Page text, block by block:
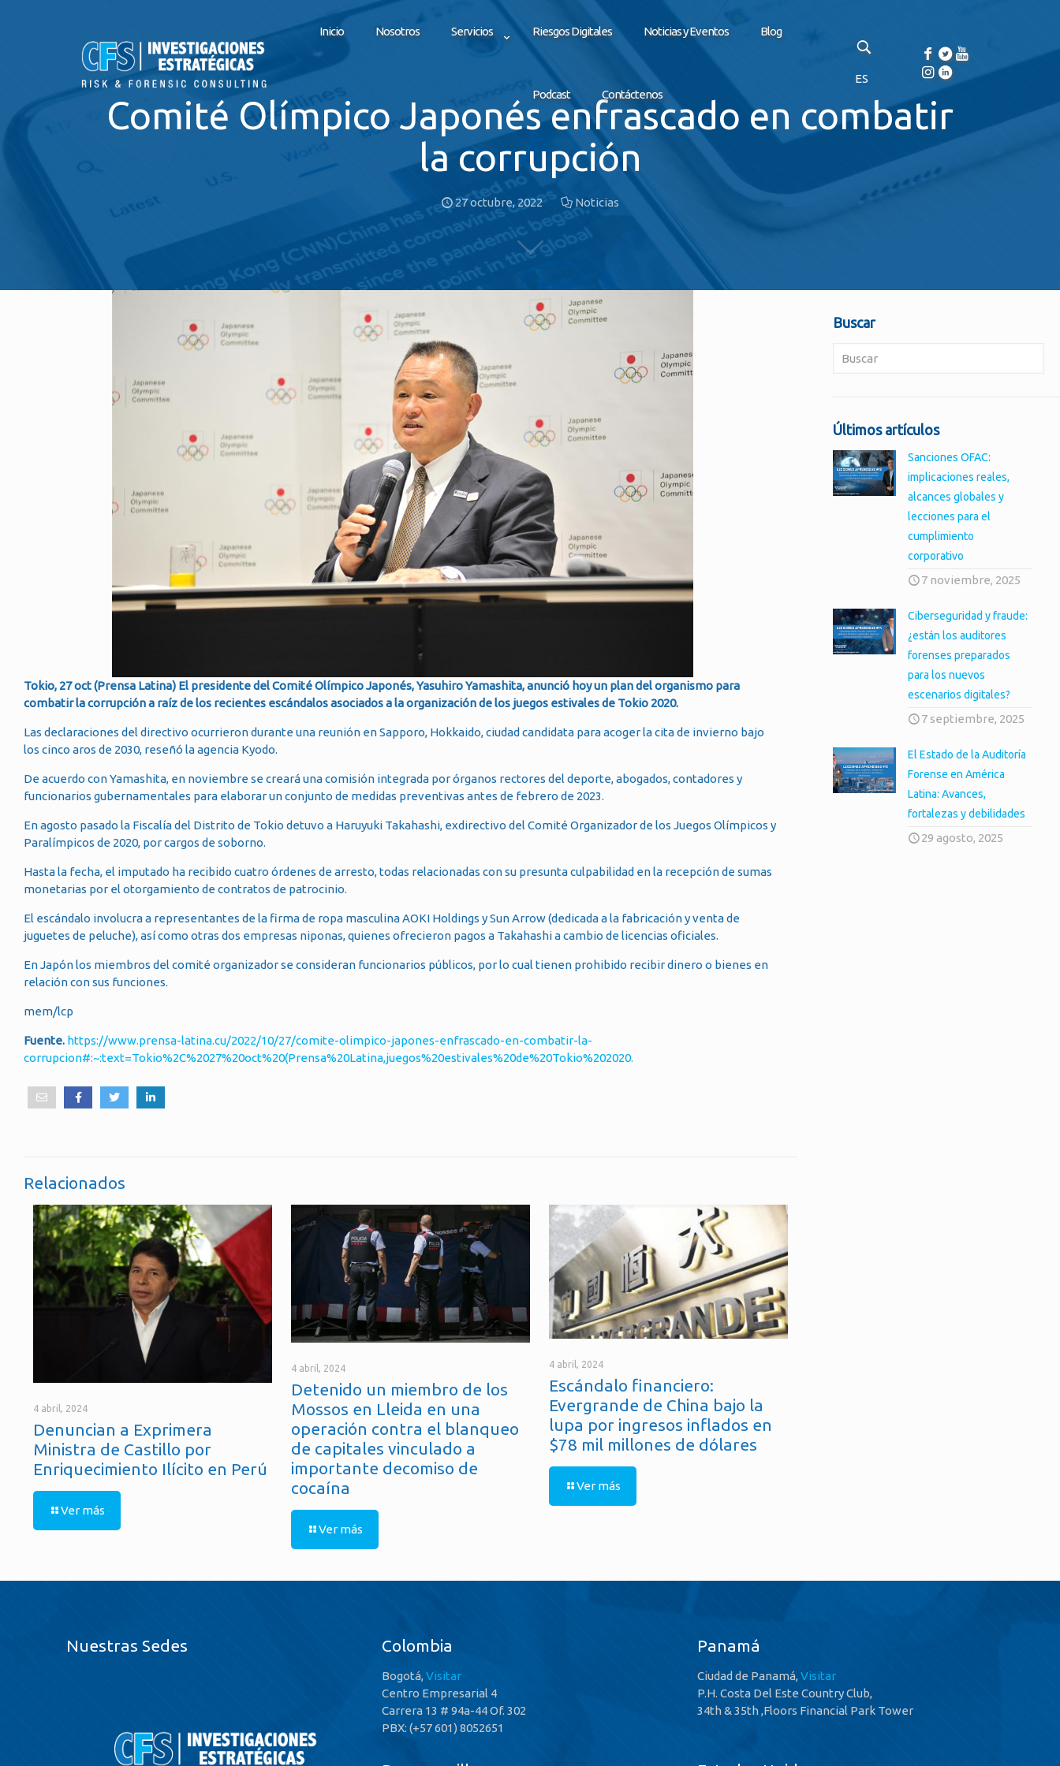
Inicio Nosotros Servicios Riesgos Digitales Noticias y Eventos Blog
Podcast Contáctenos
ES
Comité Olímpico Japonés enfrascado en combatir
la corrupción
27 octubre, 2022 Noticias
Tokio, 27 oct (Prensa Latina) El presidente del Comité Olímpico Japonés, Yasuhiro Yamashita, anunció hoy un plan del organismo para
combatir la corrupción a raíz de los recientes escándalos asociados a la organización de los juegos estivales de Tokio 2020.
Las declaraciones del directivo ocurrieron durante una reunión en Sapporo, Hokkaido, ciudad candidata para acoger la cita de invierno bajo
los cinco aros de 2030, reseñó la agencia Kyodo.
De acuerdo con Yamashita, en noviembre se creará una comisión integrada por órganos rectores del deporte, abogados, contadores y
funcionarios gubernamentales para elaborar un conjunto de medidas preventivas antes de febrero de 2023.
En agosto pasado la Fiscalía del Distrito de Tokio detuvo a Haruyuki Takahashi, exdirectivo del Comité Organizador de los Juegos Olímpicos y
Paralímpicos de 2020, por cargos de soborno.
Hasta la fecha, el imputado ha recibido cuatro órdenes de arresto, todas relacionadas con su presunta culpabilidad en la recepción de sumas
monetarias por el otorgamiento de contratos de patrocinio.
El escándalo involucra a representantes de la firma de ropa masculina AOKI Holdings y Sun Arrow (dedicada a la fabricación y venta de
juguetes de peluche), así como otras dos empresas niponas, quienes ofrecieron pagos a Takahashi a cambio de licencias oficiales.
En Japón los miembros del comité organizador se consideran funcionarios públicos, por lo cual tienen prohibido recibir dinero o bienes en
relación con sus funciones.
mem/lcp
Fuente. https://www.prensa-latina.cu/2022/10/27/comite-olimpico-japones-enfrascado-en-combatir-la-
corrupcion#:~:text=Tokio%2C%2027%20oct%20(Prensa%20Latina,juegos%20estivales%20de%20Tokio%202020.
Relacionados
4 abril, 2024
Denuncian a Exprimera
Ministra de Castillo por
Enriquecimiento Ilícito en Perú
Ver más
4 abril, 2024
Detenido un miembro de los
Mossos en Lleida en una
operación contra el blanqueo
de capitales vinculado a
importante decomiso de
cocaína
Ver más
4 abril, 2024
Escándalo financiero:
Evergrande de China bajo la
lupa por ingresos inflados en
$78 mil millones de dólares
Ver más
Buscar
Últimos artículos
Sanciones OFAC:
implicaciones reales,
alcances globales y
lecciones para el
cumplimiento
corporativo
7 noviembre, 2025
Ciberseguridad y fraude:
¿están los auditores
forenses preparados
para los nuevos
escenarios digitales?
7 septiembre, 2025
El Estado de la Auditoría
Forense en América
Latina: Avances,
fortalezas y debilidades
29 agosto, 2025
Nuestras Sedes Colombia
Bogotá,Visitar
Centro Empresarial 4
Carrera 13 # 94a-44 Of. 302
PBX: (+57 601) 8052651
Panamá
Ciudad de Panamá,Visitar
P.H. Costa Del Este Country Club,
34th & 35th ,Floors Financial Park Tower